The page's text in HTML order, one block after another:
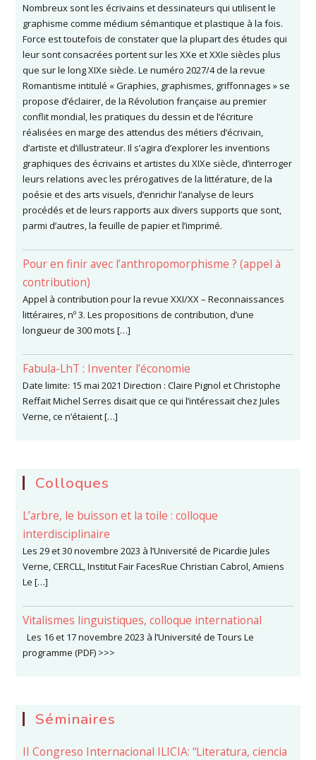
Nombreux sont les écrivains et dessinateurs qui utilisent le
graphisme comme médium sémantique et plastique à la fois.
Force est toutefois de constater que la plupart des études qui
leur sont consacrées portent sur les XXe et XXIe siècles plus
que sur le long XIXe siècle. Le numéro 2027/4 de la revue
Romantisme intitulé « Graphies, graphismes, griffonnages » se
propose d’éclairer, de la Révolution française au premier
conflit mondial, les pratiques du dessin et de l’écriture
réalisées en marge des attendus des métiers d’écrivain,
d’artiste et d’illustrateur. Il s’agira d’explorer les inventions
graphiques des écrivains et artistes du XIXe siècle, d’interroger
leurs relations avec les prérogatives de la littérature, de la
poésie et des arts visuels, d’enrichir l’analyse de leurs
procédés et de leurs rapports aux divers supports que sont,
parmi d’autres, la feuille de papier et l’imprimé.
Pour en finir avec l’anthropomorphisme ? (appel à
contribution)
Appel à contribution pour la revue XXI/XX – Reconnaissances
littéraires, nº 3. Les propositions de contribution, d’une
longueur de 300 mots […]
Fabula-LhT : Inventer l’économie
Date limite: 15 mai 2021 Direction : Claire Pignol et Christophe
Reffait Michel Serres disait que ce qui l’intéressait chez Jules
Verne, ce n’étaient […]
Colloques
L’arbre, le buisson et la toile : colloque
interdisciplinaire
Les 29 et 30 novembre 2023 à l’Université de Picardie Jules
Verne, CERCLL, Institut Fair FacesRue Christian Cabrol, Amiens
Le […]
Vitalismes linguistiques, colloque international
Les 16 et 17 novembre 2023 à l’Université de Tours Le
programme (PDF) >>>
Séminaires
II Congreso Internacional ILICIA: “Literatura, ciencia